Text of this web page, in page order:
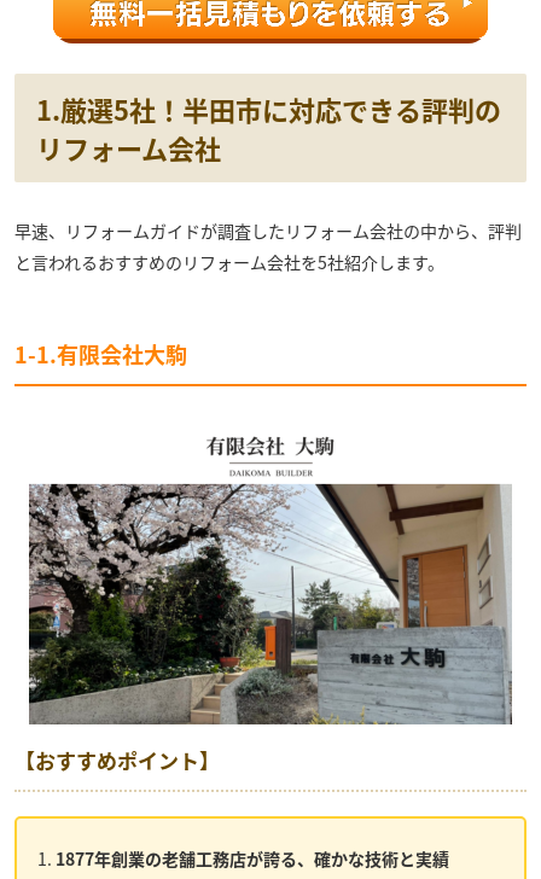
1.厳選5社！半田市に対応できる評判の
リフォーム会社
早速、リフォームガイドが調査したリフォーム会社の中から、評判
と言われるおすすめのリフォーム会社を5社紹介します。
1-1.有限会社大駒
【おすすめポイント】
1877年創業の老舗工務店が誇る、確かな技術と実績